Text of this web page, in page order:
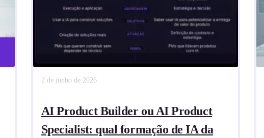
2 de junho de 2026
AI Product Builder ou AI Product
Specialist: qual formação de IA da